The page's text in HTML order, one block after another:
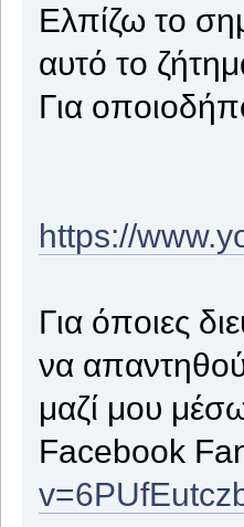
Ελπίζω το
αυτό το
Για
https://
Για όποιες
να
μαζί μου
Facebook